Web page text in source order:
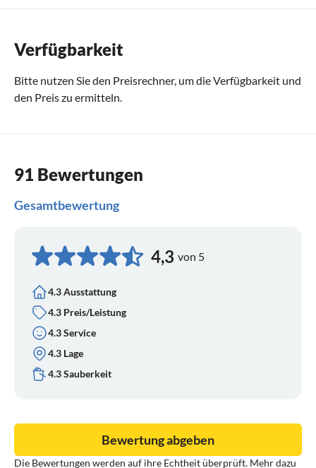
Verfügbarkeit
Bitte nutzen Sie den Preisrechner, um die Verfügbarkeit und
den Preis zu ermitteln.
91 Bewertungen
Gesamtbewertung
4,3 von 5
4.3 Ausstattung
4.3 Preis/Leistung
4.3 Service
4.3 Lage
4.3 Sauberkeit
Die Bewertungen werden auf ihre Echtheit überprüft. Mehr dazu
Bewertung abgeben